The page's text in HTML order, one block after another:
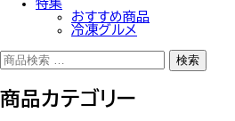
特集
おすすめ商品
冷凍グルメ
検
索
象:
検索
商品カテゴリー